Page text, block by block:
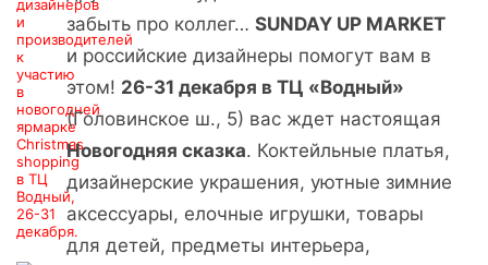
дизайнеров
и
производителей
к
участию
в
новогодней
ярмарке
Christmas
shopping
в ТЦ
Водный,
26-31
декабря.
забыть про коллег… SUNDAY UP MARKET
и российские дизайнеры помогут вам в
этом! 26-31 декабря в ТЦ «Водный»
(Головинское ш., 5) вас ждет настоящая
Новогодняя сказка. Коктейльные платья,
дизайнерские украшения, уютные зимние
аксессуары, елочные игрушки, товары
для детей, предметы интерьера,